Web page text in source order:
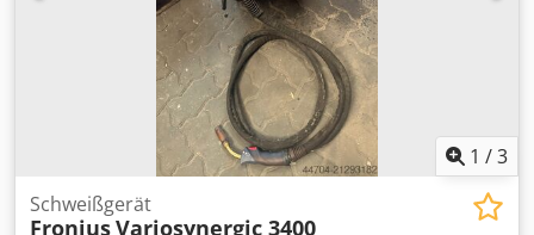
500i ( option: TPS 500i CMT ) Welding Packaging - PMC
(Pulse Multi Control) Welding Packaging - Standard
Welding Packaging - Puls
1 /3
Schweißgerät
FroniusVariosynergic 3400